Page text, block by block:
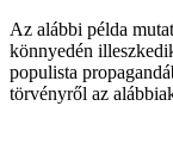
Az alábbi példa
könnyedén
populista
törvényről az